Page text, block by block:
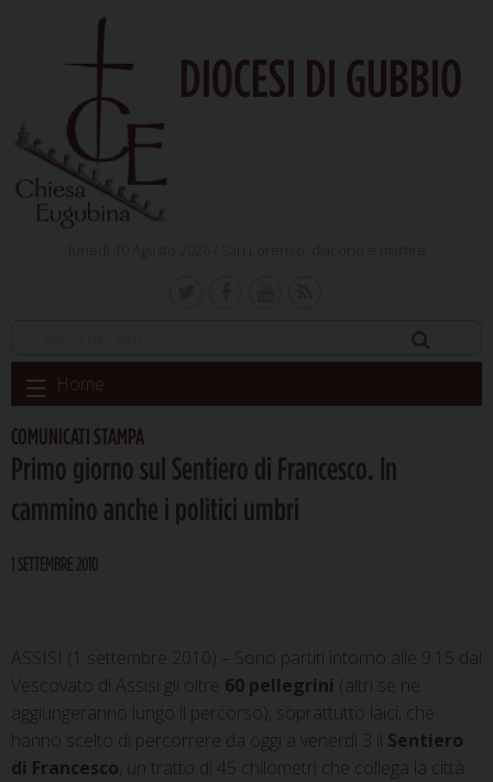
DIOCESI DI GUBBIO
Skip
to
content
Home
COMUNICATI STAMPA
Primo giorno sul Sentiero di Francesco. In
cammino anche i politici umbri
1 SETTEMBRE 2010
ASSISI (1 settembre 2010) – Sono partiti intorno alle 9.15 dal
Vescovato di Assisi gli oltre 60 pellegrini (altri se ne
aggiungeranno lungo il percorso), soprattutto laici, che
hanno scelto di percorrere da oggi a venerdì 3 il Sentiero
di Francesco , un tratto di 45 chilometri che collega la città